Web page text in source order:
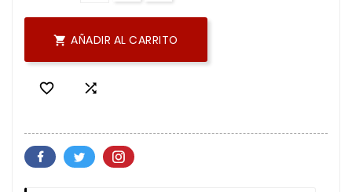
 AÑADIR AL CARRITO
 